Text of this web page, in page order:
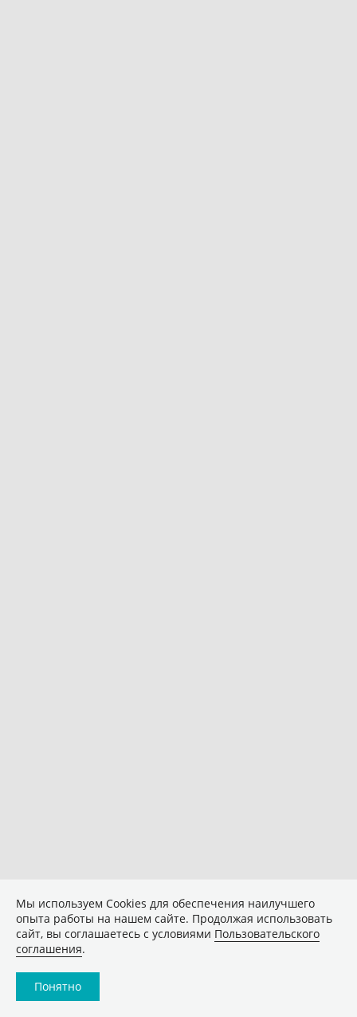
Мы используем Сookies для обеспечения наилучшего
опыта работы на нашем сайте. Продолжая использовать
сайт, вы соглашаетесь с условиями Пользовательского
соглашения.
Понятно